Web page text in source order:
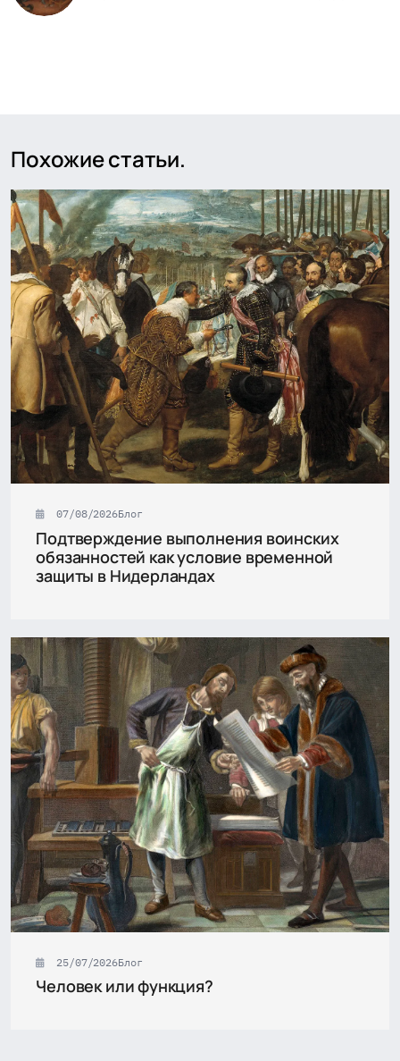
Похожие статьи.
07/08/2026Блог
Подтверждение выполнения воинских
обязанностей как условие временной
защиты в Нидерландах
25/07/2026Блог
Человек или функция?